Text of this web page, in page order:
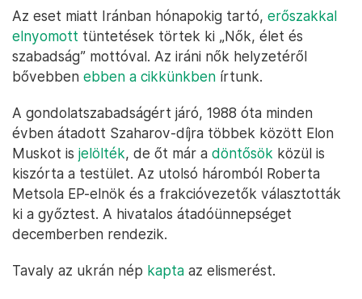
Az eset miatt Iránban hónapokig tartó, erőszakkal
elnyomott tüntetések törtek ki „Nők, élet és
szabadság” mottóval. Az iráni nők helyzetéről
bővebben ebben a cikkünkben írtunk.
A gondolatszabadságért járó, 1988 óta minden
évben átadott Szaharov-díjra többek között Elon
Muskot is jelölték, de őt már a döntősök közül is
kiszórta a testület. Az utolsó háromból Roberta
Metsola EP-elnök és a frakcióvezetők választották
ki a győztest. A hivatalos átadóünnepséget
decemberben rendezik.
Tavaly az ukrán nép kapta az elismerést.